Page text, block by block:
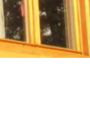
Jsou
potřeba
pro
fungování
webu.